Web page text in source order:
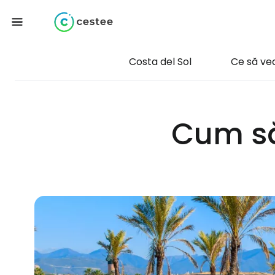
Costa del Sol Ce să
Cum